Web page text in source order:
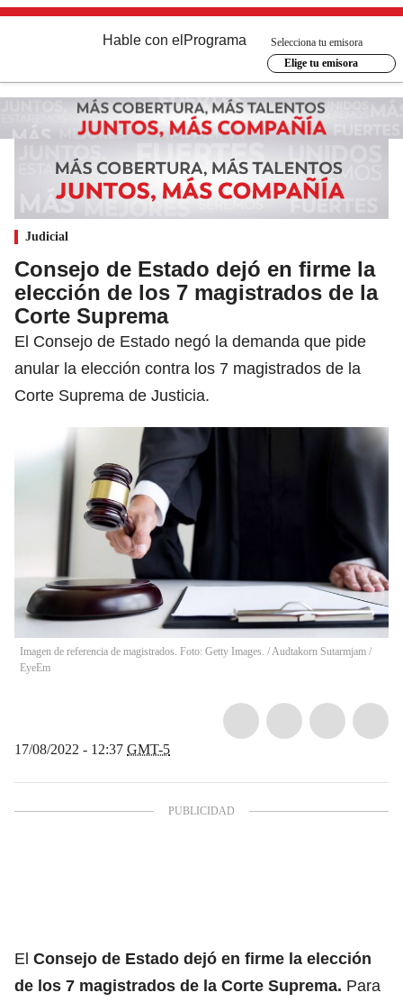
Hable con el Programa
Selecciona tu emisora
Elige tu emisora
Judicial
Consejo de Estado dejó en firme la
elección de los 7 magistrados de la
Corte Suprema
El Consejo de Estado negó la demanda que pide
anular la elección contra los 7 magistrados de la
Corte Suprema de Justicia.
Imagen de referencia de magistrados. Foto: Getty Images. /Audtakorn Sutarmjam /
EyeEm
17/08/2022 - 12:37 GMT-5
El Consejo de Estado dejó en firme la elección
de los 7 magistrados de la Corte Suprema. Para